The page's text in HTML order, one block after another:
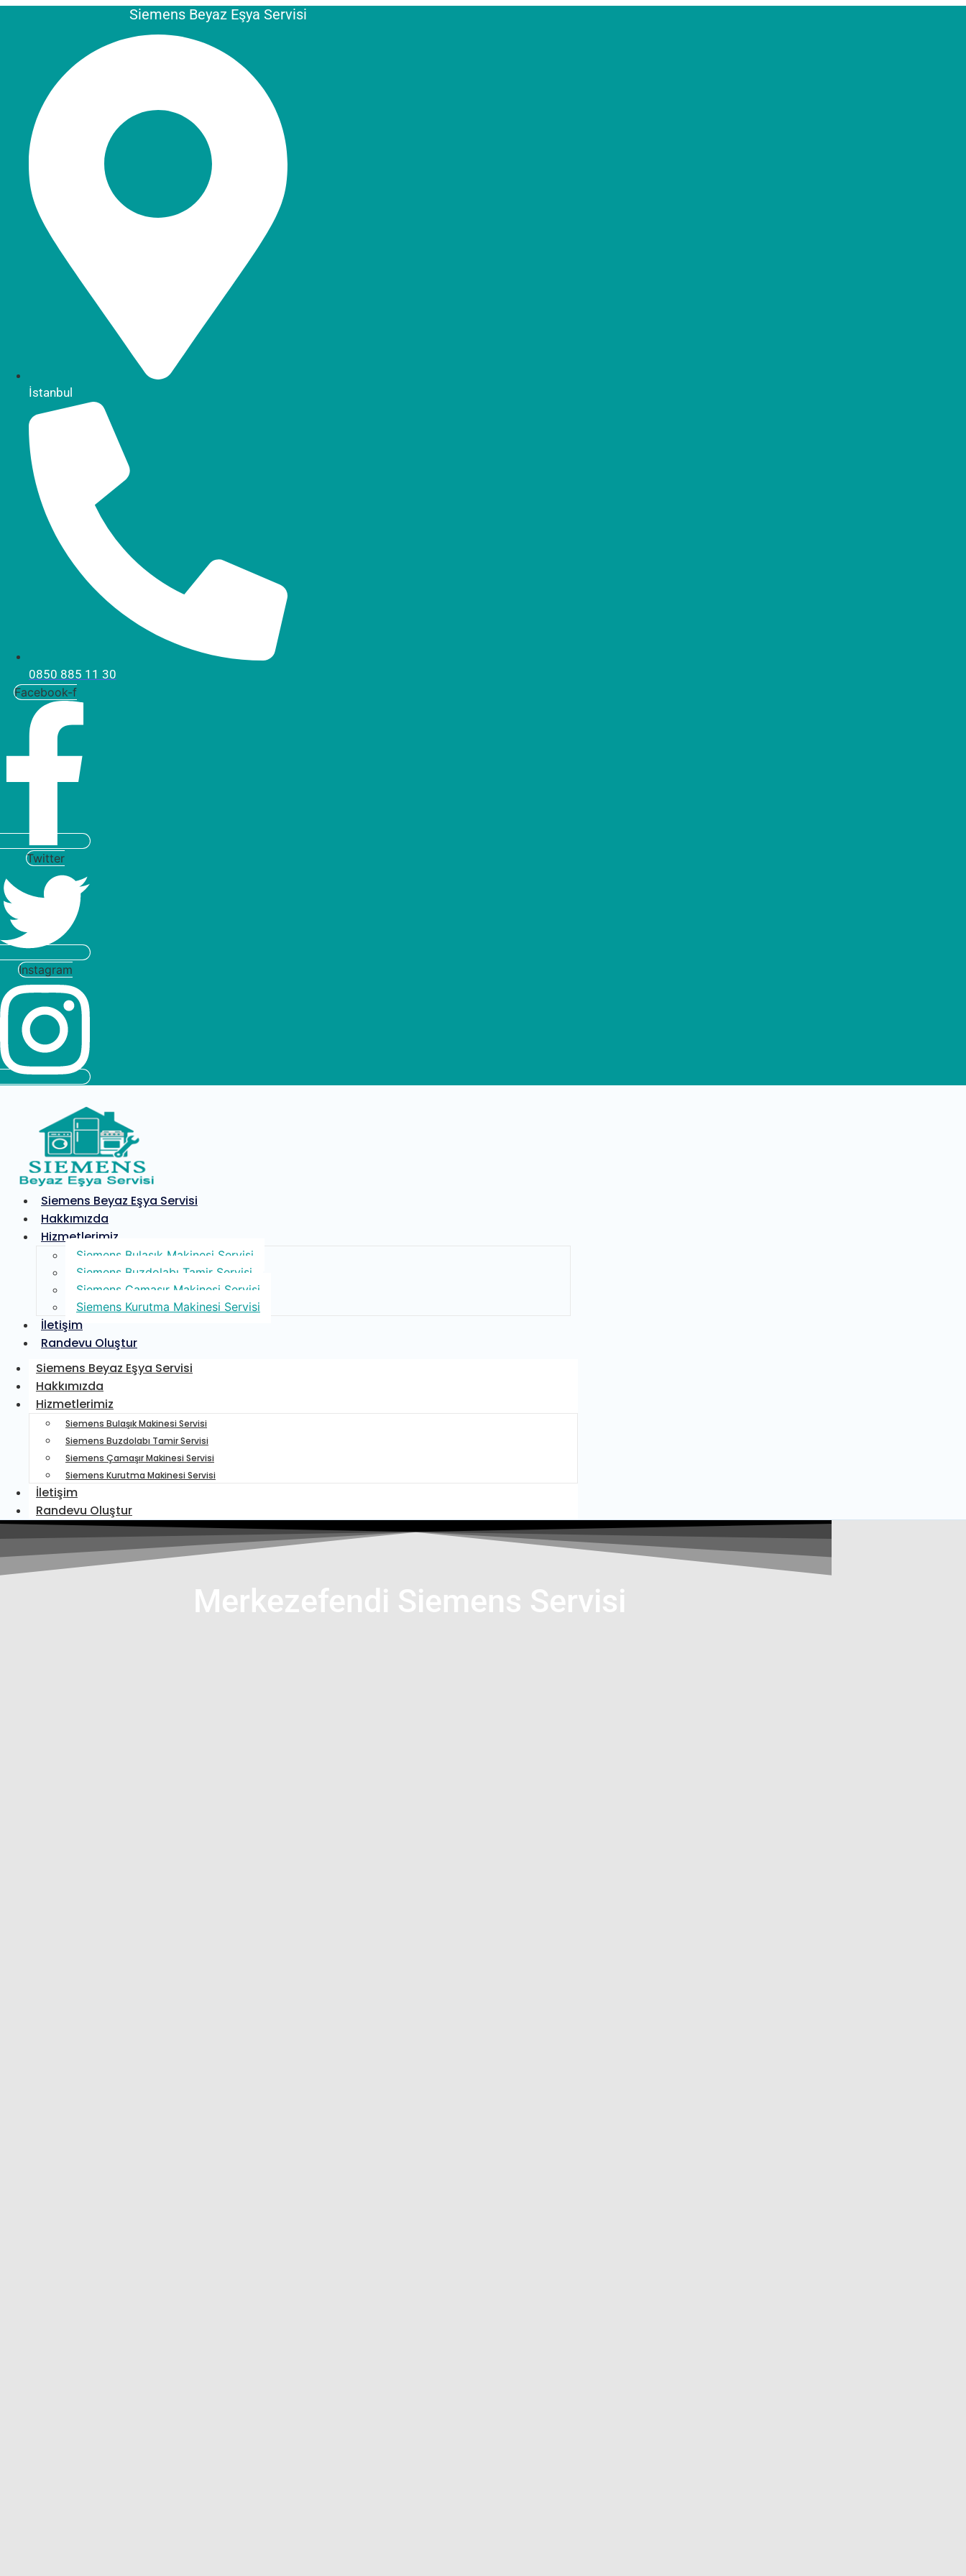
Siemens Beyaz Eşya Servisi
İstanbul
0850 885 11 30
Facebook-f
Twitter
Instagram
Siemens Beyaz Eşya Servisi
Hakkımızda
Hizmetlerimiz
Siemens Bulaşık Makinesi Servisi
Siemens Buzdolabı Tamir Servisi
Siemens Çamaşır Makinesi Servisi
Siemens Kurutma Makinesi Servisi
İletişim
Randevu Oluştur
Siemens Beyaz Eşya Servisi
Hakkımızda
Hizmetlerimiz
Siemens Bulaşık Makinesi Servisi
Siemens Buzdolabı Tamir Servisi
Siemens Çamaşır Makinesi Servisi
Siemens Kurutma Makinesi Servisi
İletişim
Randevu Oluştur
Merkezefendi Siemens Servisi